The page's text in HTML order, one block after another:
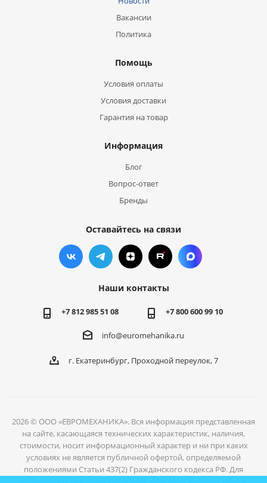
Вакансии
Политика
Помощь
Условия оплаты
Условия доставки
Гарантия на товар
Информация
Блог
Вопрос-ответ
Бренды
Оставайтесь на связи
Наши контакты
+7 812 985 51 08 +7 800 600 99 10
info@euromehanika.ru
г. Екатеринбург, Проходной переулок, 7
2026 © ООО «ЕВРОМЕХАНИКА». Вся информация представленная
на сайте, касающаяся технических характеристик, наличия,
стоимости, носит информационный характер и ни при каких
условиях не является публичной офертой, определяемой
положениями Статьи 437(2) Гражданского кодекса РФ. Для